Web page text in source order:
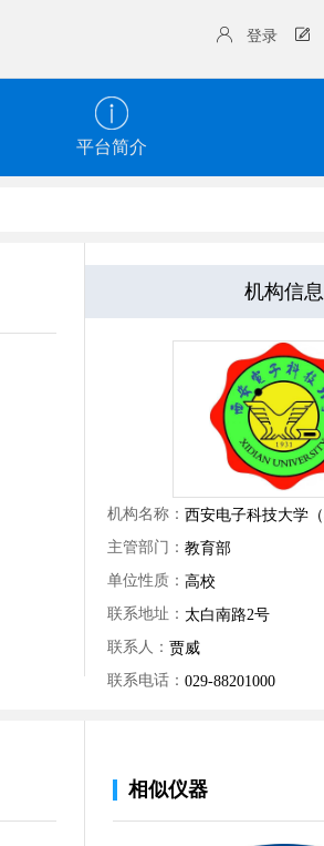
登录
平台简介
机构信息
机构名称：
主管部门： 教育部
单位性质： 高校
联系地址： 太白南路2号
联系人： 贾威
联系电话： 029-88201000
相似仪器